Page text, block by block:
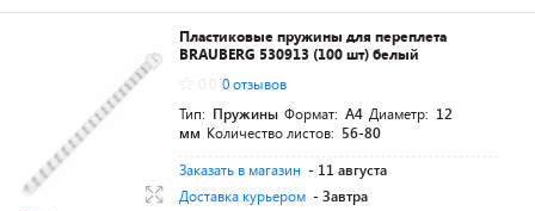
Пластиковые пружины для переплета
BRAUBERG 530913 (100 шт) белый
0 отзывов
Тип: Пружины Формат: A4 Диаметр: 12
мм Количество листов: 56-80
Заказать в магазин - 11 августа
Доставка курьером - Завтра